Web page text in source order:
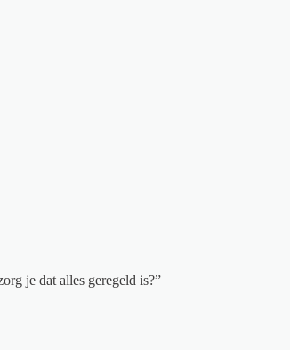
je dat alles geregeld is?”